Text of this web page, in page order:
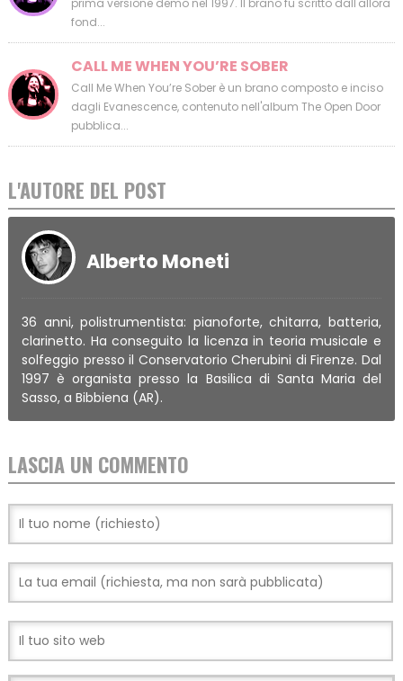
prima versione demo nel 1997. Il brano fu scritto dall'allora
fond...
CALL ME WHEN YOU’RE SOBER
Call Me When You’re Sober è un brano composto e inciso
dagli Evanescence, contenuto nell'album The Open Door
pubblica...
L'AUTORE DEL POST
Alberto Moneti
36 anni, polistrumentista: pianoforte, chitarra, batteria,
clarinetto. Ha conseguito la licenza in teoria musicale e
solfeggio presso il Conservatorio Cherubini di Firenze. Dal
1997 è organista presso la Basilica di Santa Maria del
Sasso, a Bibbiena (AR).
LASCIA UN COMMENTO